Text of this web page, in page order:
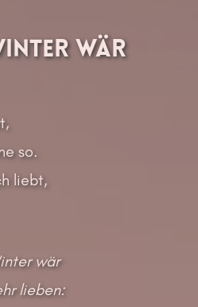
wär
so.
liebt,
wär
lieben: